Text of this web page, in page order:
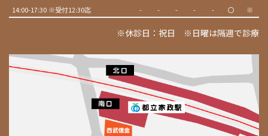
14:00-17:30 ※受付12:30迄 - - - - - 〇 ※
※休診日：祝日 ※日曜は隔週で診療